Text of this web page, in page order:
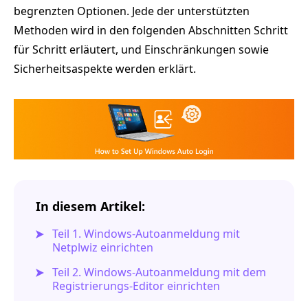
begrenzten Optionen. Jede der unterstützten
Methoden wird in den folgenden Abschnitten Schritt
für Schritt erläutert, und Einschränkungen sowie
Sicherheitsaspekte werden erklärt.
In diesem Artikel:
Teil 1. Windows-Autoanmeldung mit
Netplwiz einrichten
Teil 2. Windows-Autoanmeldung mit dem
Registrierungs-Editor einrichten